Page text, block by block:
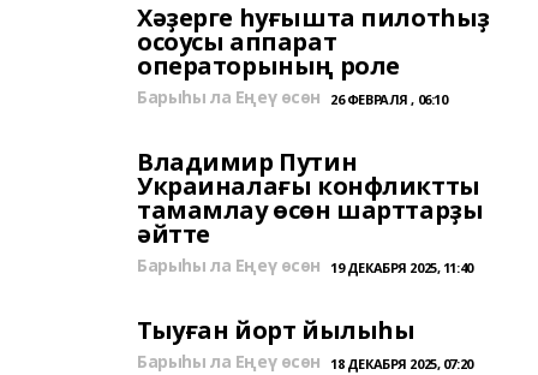
Хәҙерге һуғышта пилотһыҙ
осоусы аппарат
операторының роле
Барыһы ла Еңеү өсөн 26 ФЕВРАЛЯ , 06:10
Владимир Путин
Украиналағы конфликтты
тамамлау өсөн шарттарҙы
әйтте
Барыһы ла Еңеү өсөн 19 ДЕКАБРЯ 2025, 11:40
Тыуған йорт йылыһы
Барыһы ла Еңеү өсөн 18 ДЕКАБРЯ 2025, 07:20